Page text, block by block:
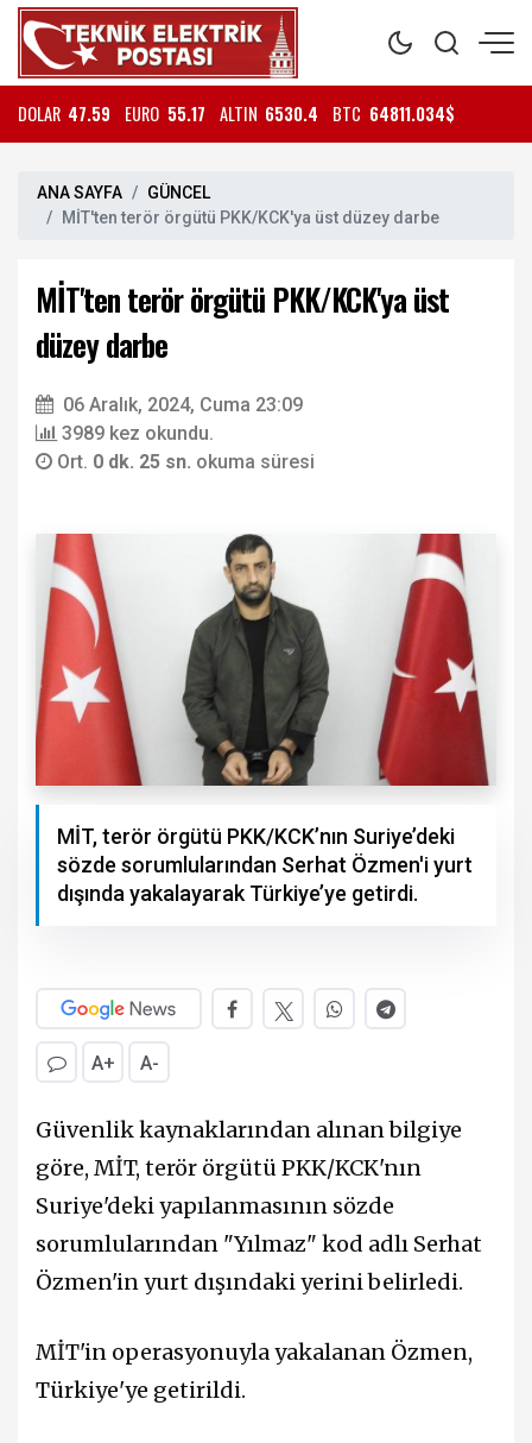
DOLAR 47.59 EURO 55.17 ALTIN 6530.4 BTC 64811.034$
ANA SAYFA
GÜNCEL
MİT'ten terör örgütü PKK/KCK'ya üst düzey darbe
MİT'ten terör örgütü PKK/KCK'ya üst
düzey darbe
06 Aralık, 2024, Cuma 23:09
3989 kez okundu.
Ort. 0 dk. 25 sn. okuma süresi
MİT, terör örgütü PKK/KCK’nın Suriye’deki
sözde sorumlularından Serhat Özmen'i yurt
dışında yakalayarak Türkiye’ye getirdi.
A+ A-
Güvenlik kaynaklarından alınan bilgiye
göre, MİT, terör örgütü PKK/KCK'nın
Suriye'deki yapılanmasının sözde
sorumlularından "Yılmaz" kod adlı Serhat
Özmen'in yurt dışındaki yerini belirledi.
MİT'in operasyonuyla yakalanan Özmen,
Türkiye'ye getirildi.